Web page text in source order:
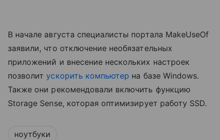
В начале августа специалисты портала MakeUseOf
заявили, что отключение необязательных
приложений и внесение нескольких настроек
позволитускорить компьютер на базе Windows.
Также они рекомендовали включить функцию
Storage Sense, которая оптимизирует работу SSD.
ноутбуки